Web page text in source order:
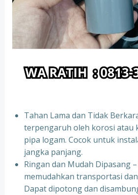
Tahan Lama dan Tidak
terpengaruh oleh korosi atau
pipa logam. Cocok untuk
jangka panjang.
Ringan dan Mudah Dipasang
memudahkan transportasi
Dapat dipotong dan